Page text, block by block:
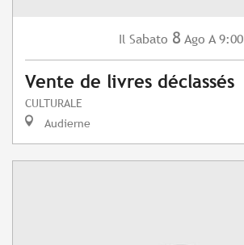
Il Sabato 8 Ago A 9:00
Vente de livres déclassés
CULTURALE
Audierne